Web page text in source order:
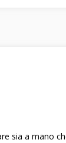
sia a mano